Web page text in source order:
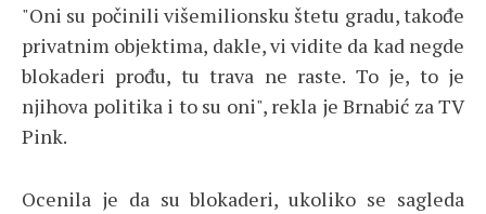
"Oni su počinili višemilionsku štetu gradu, takođe
privatnim objektima, dakle, vi vidite da kad negde
blokaderi prođu, tu trava ne raste. To je, to je
njihova politika i to su oni", rekla je Brnabić za TV
Pink.
Ocenila je da su blokaderi, ukoliko se sagleda